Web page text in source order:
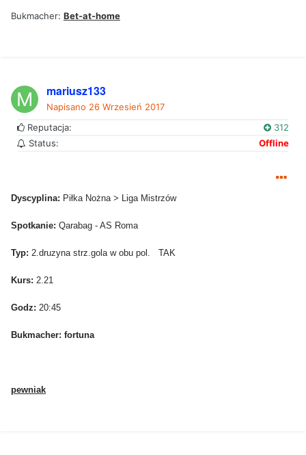
Bukmacher: Bet-at-home
mariusz133
Napisano 26 Wrzesień 2017
Reputacja:
312
Status:
Offline
Dyscyplina: Piłka Nożna > Liga Mistrzów
Spotkanie: Qarabag - AS Roma
Typ: 2.druzyna strz.gola w obu pol. TAK
Kurs: 2.21
Godz: 20:45
Bukmacher: fortuna
​pewniak